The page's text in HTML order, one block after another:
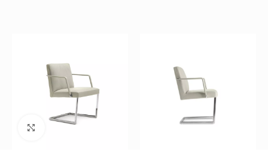
Büyütmek için tıklayın